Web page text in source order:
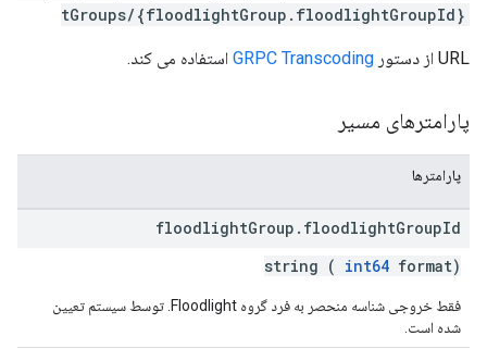
tGroups/{floodlightGroup.floodlightGroupId}
URL از دستور GRPC Transcoding استفاده می کند.
پارامترهای مسیر
پارامترها
floodlightGroup . floodlightGroupId
string ( int64 format)
فقط خروجی شناسه منحصر به فرد گروه Floodlight. توسط سیستم تعیین
شده است.